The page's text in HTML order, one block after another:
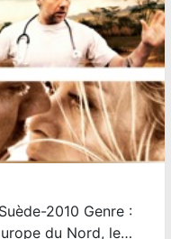
2010 Genre :
du Nord, le…